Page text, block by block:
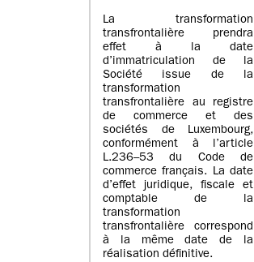
La transformation
transfrontalière prendra
effet à la date
d’immatriculation de la
Société issue de la
transformation
transfrontalière au registre
de commerce et des
sociétés de Luxembourg,
conformément à l’article
L.236–53 du Code de
commerce français. La date
d’effet juridique, fiscale et
comptable de la
transformation
transfrontalière correspond
à la même date de la
réalisation définitive.